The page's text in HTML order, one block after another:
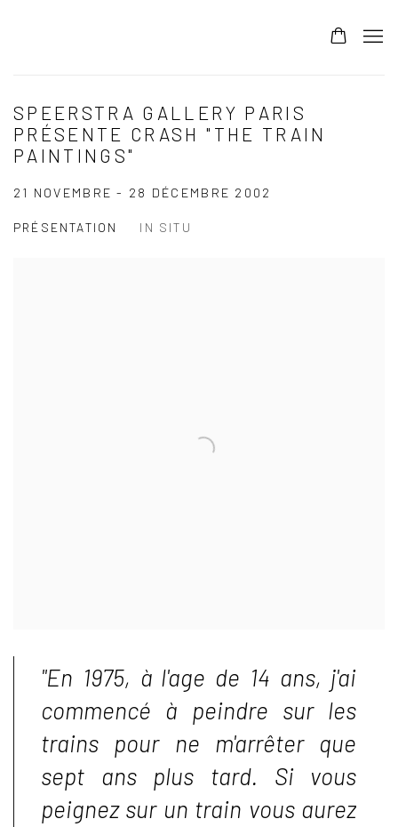
SPEERSTRA GALLERY PARIS
PRÉSENTE CRASH "THE TRAIN
PAINTINGS"
21 NOVEMBRE - 28 DÉCEMBRE 2002
PRÉSENTATION IN SITU
"En 1975, à l'age de 14 ans, j'ai
commencé à peindre sur les
trains pour ne m'arrêter que
sept ans plus tard. Si vous
peignez sur un train vous aurez